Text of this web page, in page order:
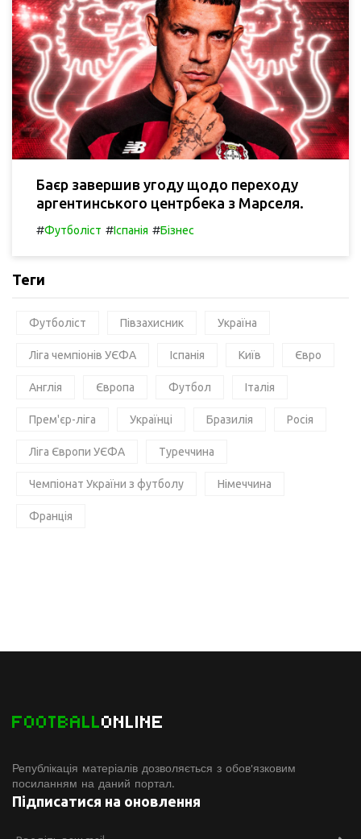
Баєр завершив угоду щодо переходу
аргентинського центрбека з Марселя.
#Футболіст #Іспанія #Бізнес
Теги
Футболіст Півзахисник Україна
Ліга чемпіонів УЄФА Іспанія Київ Євро
Англія Європа Футбол Італія
Прем'єр-ліга Українці Бразилія Росія
Ліга Європи УЄФА Туреччина
Чемпіонат України з футболу Німеччина
Франція
FOOTBALLONLINE
Републікація матеріалів дозволяється з обов'язковим
посиланням на даний портал.
Підписатися на оновлення